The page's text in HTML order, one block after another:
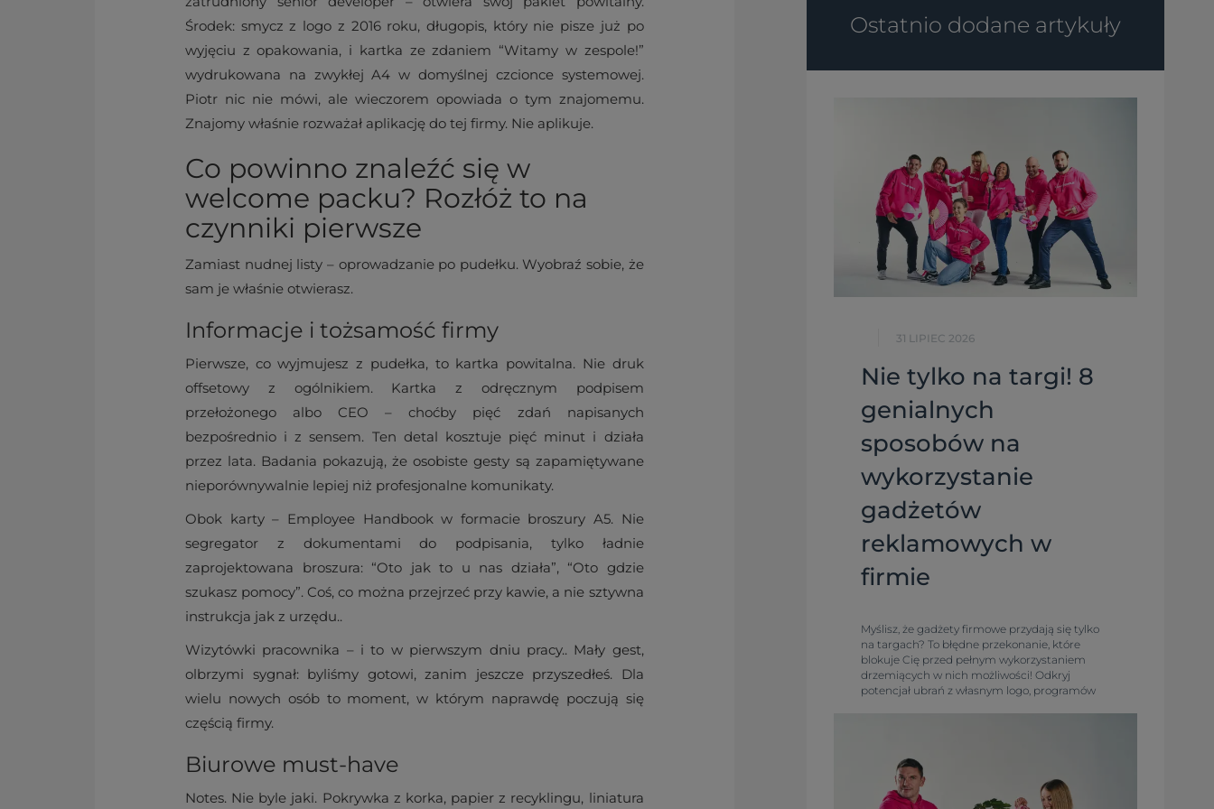
Środek: smycz z logo z 2016 roku, długopis, który nie pisze już po
wyjęciu z opakowania, i kartka ze zdaniem “Witamy w zespole!”
wydrukowana na zwykłej A4 w domyślnej czcionce systemowej.
Piotr nic nie mówi, ale wieczorem opowiada o tym znajomemu.
Znajomy właśnie rozważał aplikację do tej firmy. Nie aplikuje.
Co powinno znaleźć się w
welcome packu? Rozłóż to na
czynniki pierwsze
Zamiast nudnej listy – oprowadzanie po pudełku. Wyobraź sobie, że
sam je właśnie otwierasz.
Informacje i tożsamość firmy
Pierwsze, co wyjmujesz z pudełka, to kartka powitalna. Nie druk
offsetowy z ogólnikiem. Kartka z odręcznym podpisem
przełożonego albo CEO – choćby pięć zdań napisanych
bezpośrednio i z sensem. Ten detal kosztuje pięć minut i działa
przez lata. Badania pokazują, że osobiste gesty są zapamiętywane
nieporównywalnie lepiej niż profesjonalne komunikaty.
Obok karty – Employee Handbook w formacie broszury A5. Nie
segregator z dokumentami do podpisania, tylko ładnie
zaprojektowana broszura: “Oto jak to u nas działa”, “Oto gdzie
szukasz pomocy”. Coś, co można przejrzeć przy kawie, a nie sztywna
instrukcja jak z urzędu..
Wizytówki pracownika – i to w pierwszym dniu pracy.. Mały gest,
olbrzymi sygnał: byliśmy gotowi, zanim jeszcze przyszedłeś. Dla
wielu nowych osób to moment, w którym naprawdę poczują się
częścią firmy.
Biurowe must-have
Notes. Nie byle jaki. Pokrywka z korka, papier z recyklingu, liniatura
Ostatnio dodane artykuły
31 LIPIEC 2026
Nie tylko na targi! 8
genialnych
sposobów na
wykorzystanie
gadżetów
reklamowych w
firmie
Myślisz, że gadżety firmowe przydają się tylko
na targach? To błędne przekonanie, które
blokuje Cię przed pełnym wykorzystaniem
drzemiących w nich możliwości! Odkryj
potencjał ubrań z własnym logo, programów